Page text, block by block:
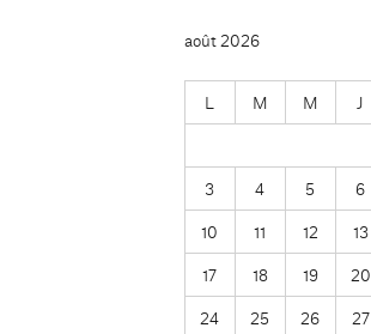
août 2026
L M M J
3
4 5 6
10
11 12 13
17
18 19 20
24
25 26 27